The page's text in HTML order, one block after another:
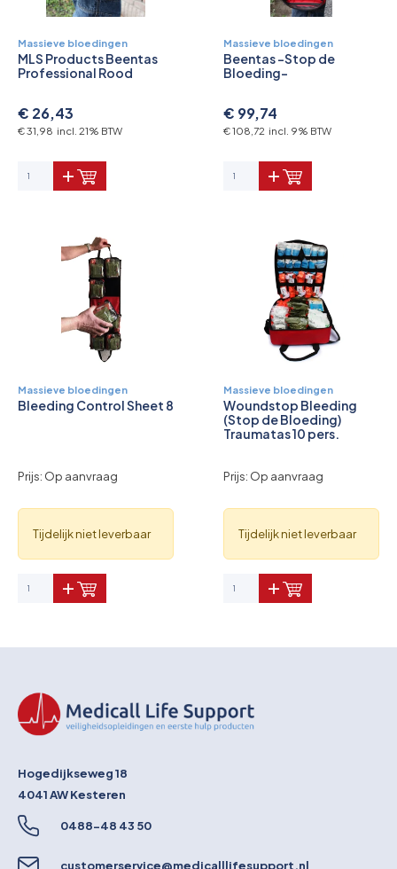
Massieve bloedingen
MLS Products Beentas
Professional Rood
€ 26,43
€ 31,98 incl. 21% BTW
Massieve bloedingen
Beentas -Stop de
Bloeding-
€ 99,74
€ 108,72 incl. 9% BTW
Massieve bloedingen
Bleeding Control Sheet 8
Prijs: Op aanvraag
Tijdelijk niet leverbaar
Massieve bloedingen
Woundstop Bleeding
(Stop de Bloeding)
Traumatas 10 pers.
Prijs: Op aanvraag
Tijdelijk niet leverbaar
Hogedijkseweg 18
4041 AWKesteren
0488-48 43 50
customerservice@medicalllifesupport.nl